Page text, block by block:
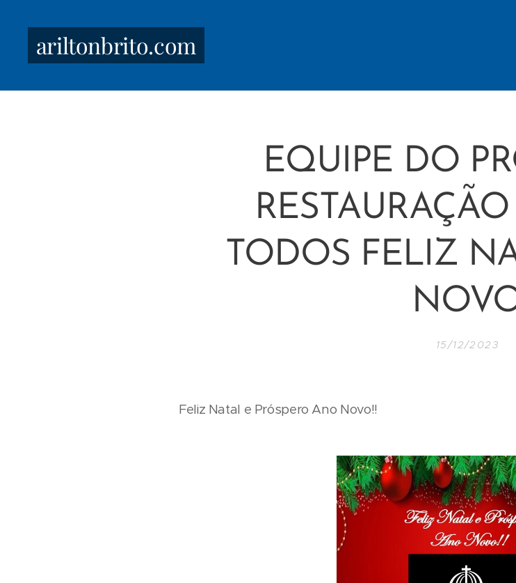
ariltonbrito.com
EQUIPE DO
TODOS FELIZ
15/12/2023
Feliz Natal e Próspero Ano Novo!!